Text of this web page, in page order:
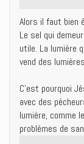
Alors il faut bien
Le sel qui
utile. La lumière
vend des
C’est pourquoi
avec des
lumière, comme
problèmes de